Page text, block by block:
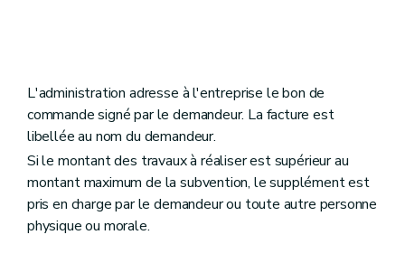
L'administration adresse à l'entreprise le bon de
commande signé par le demandeur. La facture est
libellée au nom du demandeur.
Si le montant des travaux à réaliser est supérieur au
montant maximum de la subvention, le supplément est
pris en charge par le demandeur ou toute autre personne
physique ou morale.